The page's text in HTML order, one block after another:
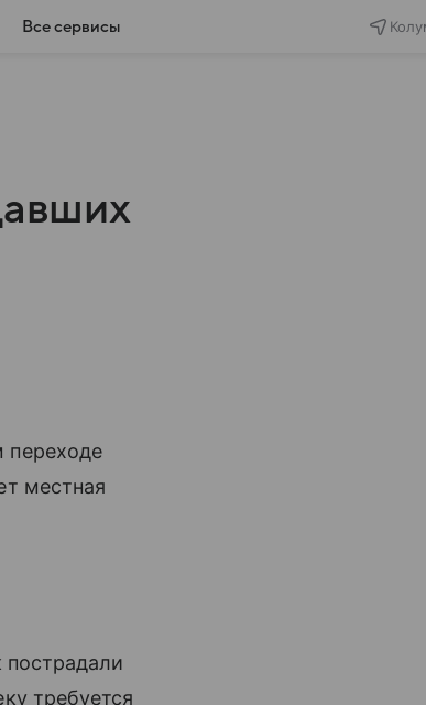
Все сервисы
переходе
местная
пострадали
требуется